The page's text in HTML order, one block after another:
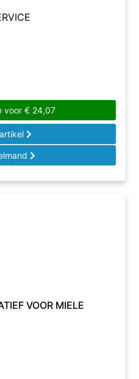
voor € 24,07
VOOR MIELE